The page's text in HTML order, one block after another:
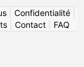
Confidentialité
| Contact| FAQ